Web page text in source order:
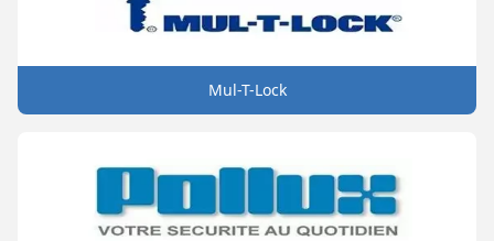
Mul-T-Lock